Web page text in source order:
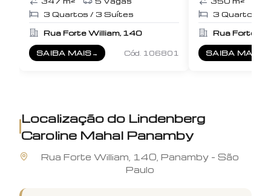
3 Quartos / 3 Suítes
Rua Forte William, 140
SAIBA MAIS
SOBRECAROLINE MAHAL FORTE WILLIAM
→ Cód. 106801
3 Quartos /
Rua Forte
SAIBA MAIS
SOBRE
Localização do Lindenberg
Caroline Mahal Panamby
Rua Forte William 140 Panamby - São
Paulo